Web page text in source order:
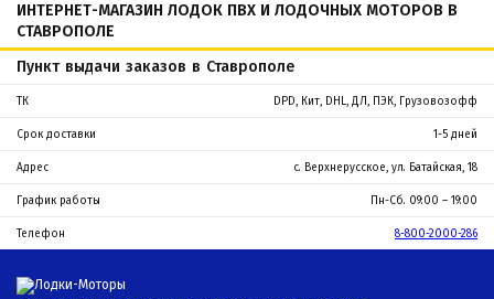
ИНТЕРНЕТ-МАГАЗИН ЛОДОК ПВХ И ЛОДОЧНЫХ МОТОРОВ В
СТАВРОПОЛЕ
Пункт выдачи заказов в Ставрополе
ТК DPD, Кит, DHL, ДЛ, ПЭК, Грузовозофф
Срок доставки 1-5 дней
Адрес с. Верхнерусское, ул. Батайская, 18
График работы Пн-Сб. 09:00 – 19:00
Телефон 8-800-2000-286